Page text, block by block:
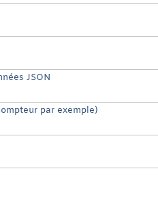
JSON
par exemple)